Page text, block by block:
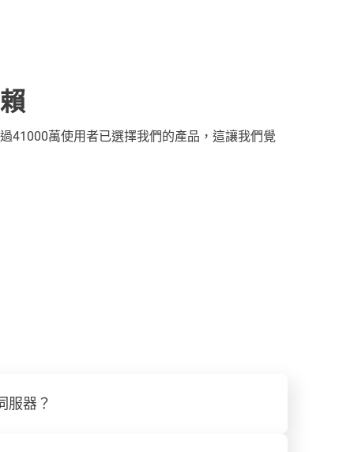
41000萬使用者已選擇我們的產品，這讓我們覺
服器？